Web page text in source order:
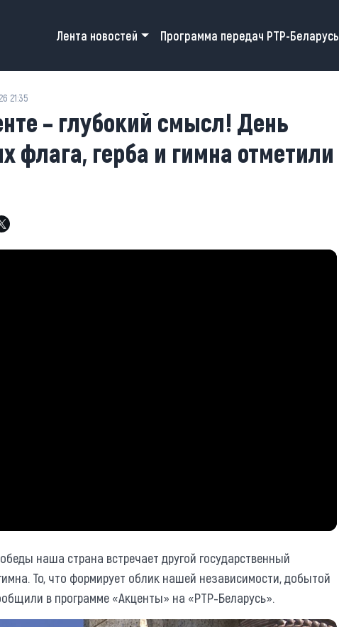
Main navigation
Лента новостей Программа передач РТР-Беларусь
21:35
– глубокий смысл! День
флага, герба и гимна отметили
наша страна встречает другой государственный
То, что формирует облик нашей независимости, добытой
в программе «Акценты» на «РТР-Беларусь».